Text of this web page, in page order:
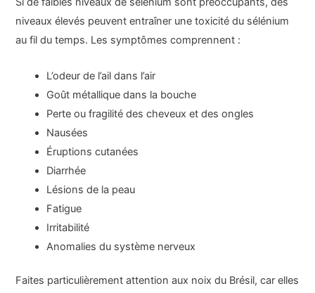
niveaux élevés peuvent entraîner une toxicité du sélénium
au fil du temps. Les symptômes comprennent :
L’odeur de l’ail dans l’air
Goût métallique dans la bouche
Perte ou fragilité des cheveux et des ongles
Nausées
Éruptions cutanées
Diarrhée
Lésions de la peau
Fatigue
Irritabilité
Anomalies du système nerveux
Faites particulièrement attention aux noix du Brésil, car elles